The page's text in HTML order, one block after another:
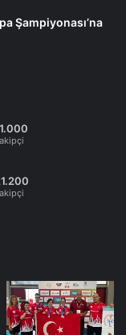
Şampiyonası’na